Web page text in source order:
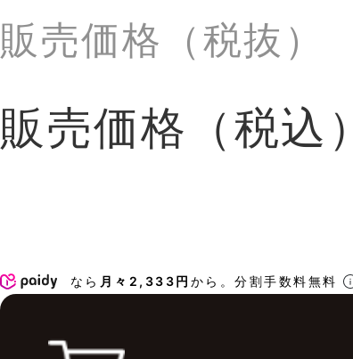
販売価格（税抜）
販売価格（税込）
なら 月々2,333円 から。分割手数料無料